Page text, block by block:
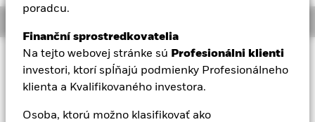
poradcu.
Finanční sprostredkovatelia
Na tejto webovej stránke sú Profesionálni klienti
investori, ktorí spĺňajú podmienky Profesionálneho
klienta a Kvalifikovaného investora.
Osoba, ktorú možno klasifikovať ako
INVESTIČNÝ CIEĽ
spoločností, ktoré majú vysoké alebo rastúce príjmy z krajín